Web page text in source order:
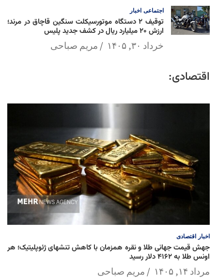
اجتماعی اخبار
توقیف ۲ دستگاه موتورسیکلت سنگین قاچاق در مرند؛
ارزش ۲۰ میلیارد ریال در کشف جدید پلیس
خرداد ۳۰, ۱۴۰۵ مریم صباحی
اقتصادی:
اخبار اقتصادی
جهش قیمت جهانی طلا و نقره همزمان با کاهش تنشهای ژئوپلیتیک؛ هر
اونس طلا به ۴۱۶۲ دلار رسید
مرداد ۱۴, ۱۴۰۵ مریم صباحی